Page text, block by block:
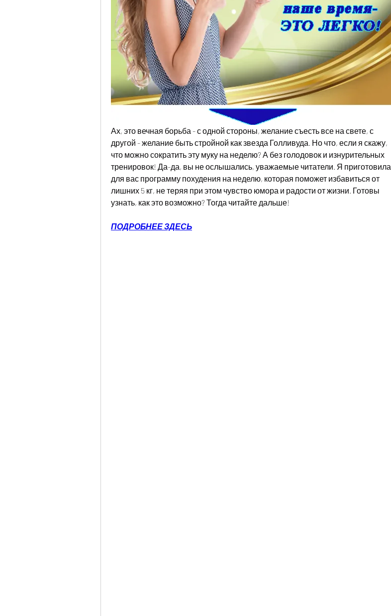
Ах, это вечная борьба - с одной стороны, желание съесть все на свете, с
другой - желание быть стройной как звезда Голливуда. Но что, если я скажу,
что можно сократить эту муку на неделю? А без голодовок и изнурительных
тренировок! Да-да, вы не ослышались, уважаемые читатели. Я приготовила
для вас программу похудения на неделю, которая поможет избавиться от
лишних 5 кг, не теряя при этом чувство юмора и радости от жизни. Готовы
узнать, как это возможно? Тогда читайте дальше!
ПОДРОБНЕЕ ЗДЕСЬ